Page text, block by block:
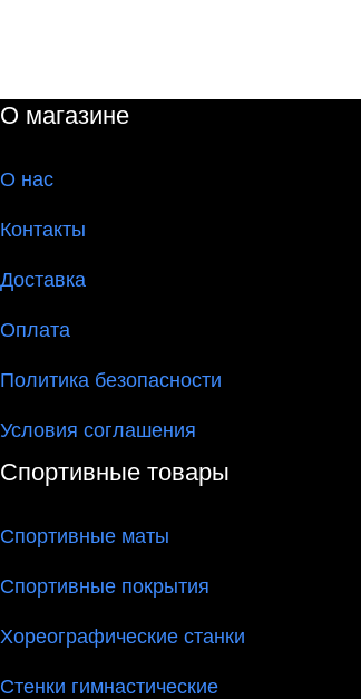
О магазине
О нас
Контакты
Доставка
Оплата
Политика безопасности
Условия соглашения
Спортивные товары
Спортивные маты
Спортивные покрытия
Хореографические станки
Стенки гимнастические